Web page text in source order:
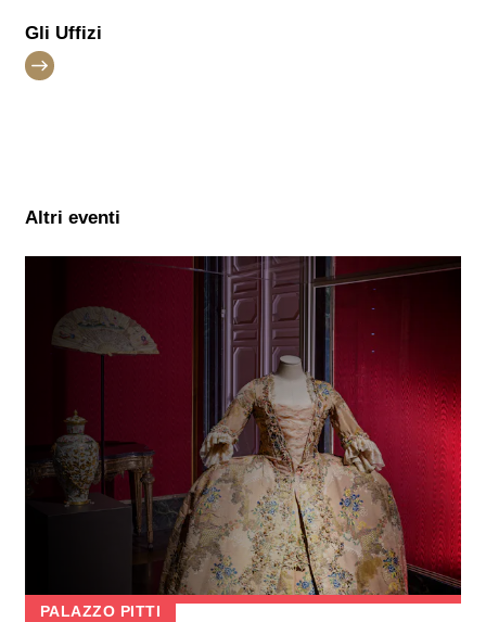
Gli Uffizi
Altri eventi
PALAZZO PITTI